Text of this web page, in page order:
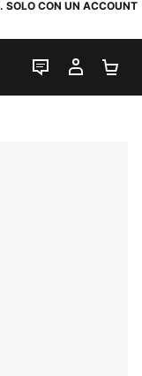
SOLO CON UN ACCOUNT
CHAT IL MIO